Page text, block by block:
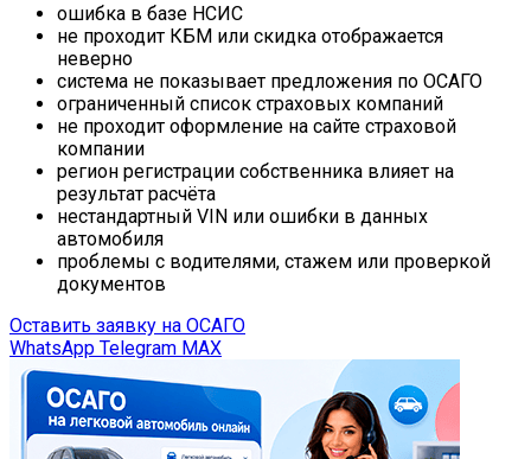
ошибка в базе НСИС
не проходит КБМ или скидка отображается
неверно
система не показывает предложения по ОСАГО
ограниченный список страховых компаний
не проходит оформление на сайте страховой
компании
регион регистрации собственника влияет на
результат расчёта
нестандартный VIN или ошибки в данных
автомобиля
проблемы с водителями, стажем или проверкой
документов
Оставить заявку на ОСАГО
WhatsApp Telegram MAX